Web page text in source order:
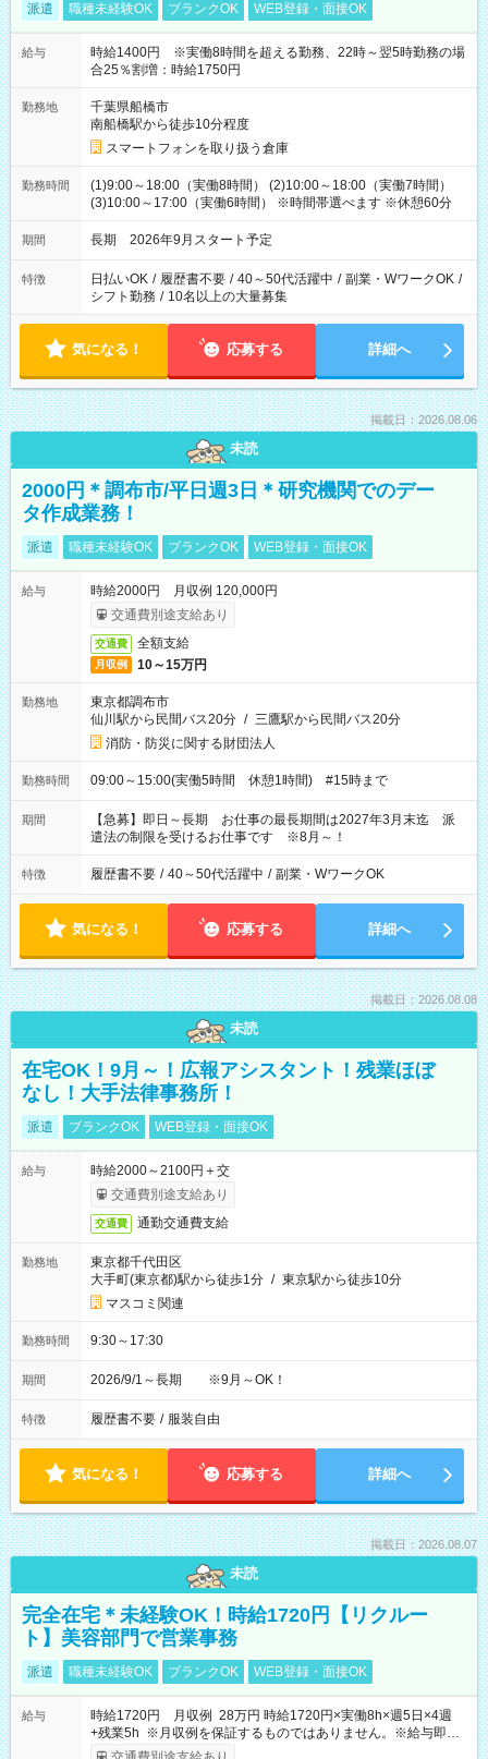
派遣 職種未経験OK ブランクOK WEB登録・面接OK
給与
時給1400円 ※実働8時間を超える勤務、22時～翌5時勤務の場
合25％割増：時給1750円
勤務地
千葉県船橋市
南船橋駅から徒歩10分程度
スマートフォンを取り扱う倉庫
勤務時間
(1)9:00～18:00（実働8時間） (2)10:00～18:00（実働7時間）
(3)10:00～17:00（実働6時間） ※時間帯選べます ※休憩60分
期間 長期 2026年9月スタート予定
特徴 日払いOK / 履歴書不要 / 40～50代活躍中 / 副業・WワークOK /
シフト勤務 / 10名以上の大量募集
気になる！ 応募する 詳細へ
掲載日：2026.08.06
未読
2000円＊調布市/平日週3日＊研究機関でのデー
タ作成業務！
派遣 職種未経験OK ブランクOK WEB登録・面接OK
給与
時給2000円 月収例 120,000円
交通費別途支給あり
交通費 全額支給
月収例 10～15万円
勤務地
東京都調布市
仙川駅から民間バス20分 / 三鷹駅から民間バス20分
消防・防災に関する財団法人
勤務時間 09:00～15:00(実働5時間 休憩1時間) #15時まで
期間
【急募】即日～長期 お仕事の最長期間は2027年3月末迄 派
遣法の制限を受けるお仕事です ※8月～！
特徴 履歴書不要 / 40～50代活躍中 / 副業・WワークOK
気になる！ 応募する 詳細へ
掲載日：2026.08.08
未読
在宅OK！9月～！広報アシスタント！残業ほぼ
なし！大手法律事務所！
派遣 ブランクOK WEB登録・面接OK
給与
時給2000～2100円＋交
交通費別途支給あり
交通費 通勤交通費支給
勤務地
東京都千代田区
大手町(東京都)駅から徒歩1分 / 東京駅から徒歩10分
マスコミ関連
勤務時間 9:30～17:30
期間 2026/9/1～長期 ※9月～OK！
特徴 履歴書不要 / 服装自由
気になる！ 応募する 詳細へ
掲載日：2026.08.07
未読
完全在宅＊未経験OK！時給1720円【リクルー
ト】美容部門で営業事務
派遣 職種未経験OK ブランクOK WEB登録・面接OK
給与
時給1720円 月収例 28万円 時給1720円×実働8h×週5日×4週
+残業5h ※月収例を保証するものではありません。※給与即受
取りサービス利用可（利用条件有）